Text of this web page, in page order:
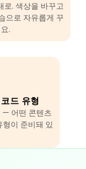
로. 색상을 바꾸고
으로 자유롭게 꾸
.
드 유형
— 어떤 콘텐츠
이 준비돼 있